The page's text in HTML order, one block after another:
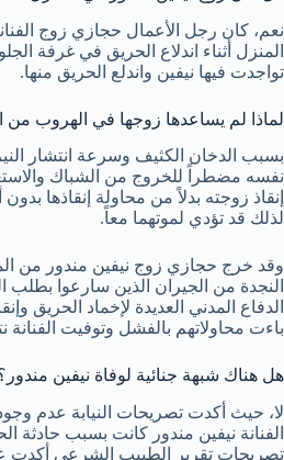
نعم، كان رجل الأعمال حجازي زوج
المنزل أثناء اندلاع الحريق في غرفة
تواجدت فيها نيفين واندلع الحريق منها.
لماذا لم يساعدها زوجها في الهروب من
بسبب الدخان الكثيف وسرعة انتشار
نفسه مضطراً للخروج من الشباك
إنقاذ زوجته بدلاً من محاولة إنقاذها
لذلك قد تؤدي لموتهما معاً.
وقد خرج حجازي زوج نيفين مندور من
النجدة من الجيران الذين سارعوا بطلب
الدفاع المدني العديدة لإخماد الحريق
باءت محاولاتهم بالفشل وتوفيت الفنانة
هل هناك شبهة جنائية لوفاة نيفين
لا، حيث أكدت تصريحات النيابة عدم
الفنانة نيفين مندور كانت بسبب حادثة
تصريحات تقرير الطبيب الشرعي أكدت